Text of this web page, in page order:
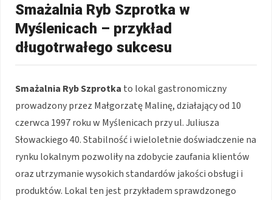
Smażalnia Ryb Szprotka w
Myślenicach – przykład
długotrwałego sukcesu
Smażalnia Ryb Szprotka to lokal gastronomiczny
prowadzony przez Małgorzatę Malinę, działający od 10
czerwca 1997 roku w Myślenicach przy ul. Juliusza
Słowackiego 40. Stabilność i wieloletnie doświadczenie na
rynku lokalnym pozwoliły na zdobycie zaufania klientów
oraz utrzymanie wysokich standardów jakości obsługi i
produktów. Lokal ten jest przykładem sprawdzonego